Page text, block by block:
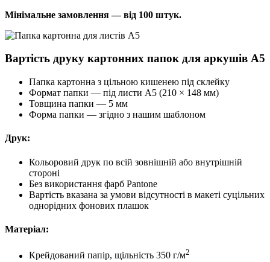
Мінімальне замовлення — від 100 штук.
Вартість друку картонних папок для аркушів А5
Папка картонна з цільною кишенею під склейку
Формат папки — під листи А5 (210 × 148 мм)
Товщина папки — 5 мм
Форма папки — згідно з нашим шаблоном
Друк:
Кольоровий друк по всій зовнішній або внутрішній
стороні
Без використання фарб Pantone
Вартість вказана за умови відсутності в макеті суцільних
однорідних фонових плашок
Матеріал:
Крейдований папір, щільність 350 г/м2